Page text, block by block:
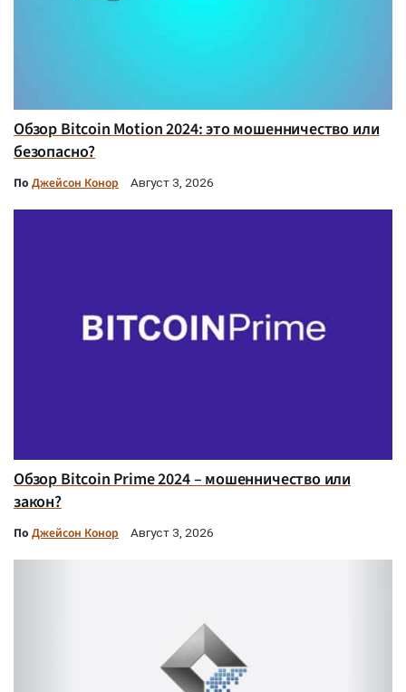
Обзор Bitcoin Motion 2024: это мошенничество или
безопасно?
По Джейсон Конор Август 3, 2026
Обзор Bitcoin Prime 2024 – мошенничество или
закон?
По Джейсон Конор Август 3, 2026